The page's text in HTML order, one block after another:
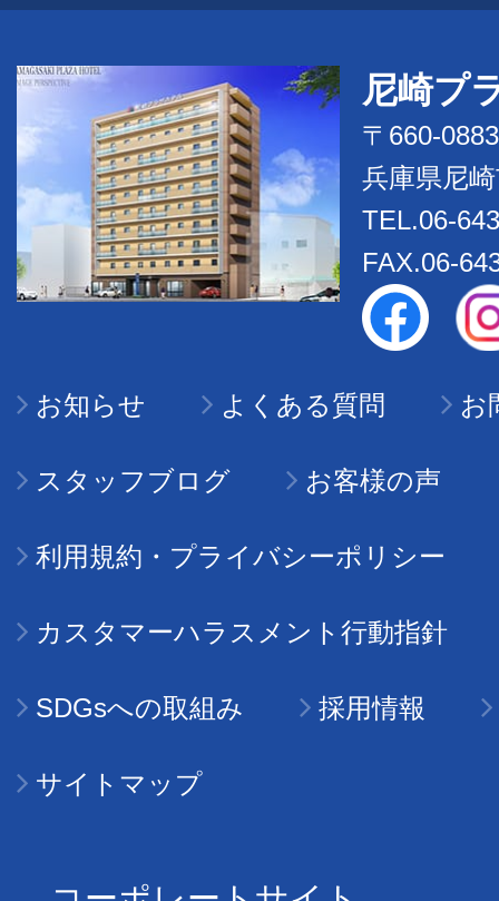
尼崎プ
〒660-0883
兵庫県尼
TEL.06-
FAX.06-
お知らせ よくある質問 お
スタッフブログ お客様の声
利用規約・プライバシーポリシー
カスタマーハラスメント行動指針
SDGsへの取組み 採用情報
サイトマップ